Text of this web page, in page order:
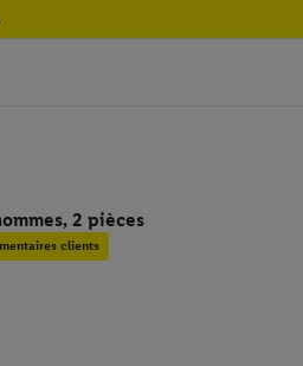
2 pièces
clients